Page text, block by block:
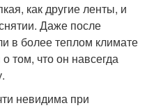
как другие ленты, и
Даже после
в более теплом климате
том, что он навсегда
невидима при